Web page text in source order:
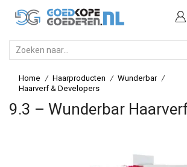
Home / Haarproducten / Wunderbar /
Haarverf & Developers
9.3 – Wunderbar